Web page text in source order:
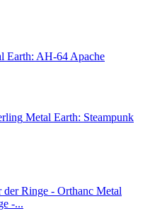
Earth: AH-64 Apache
Metal Earth: Steampunk
Metal
-...